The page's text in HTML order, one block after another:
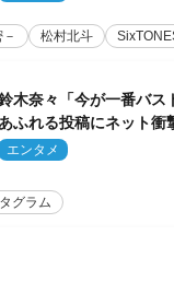
松村北斗
木奈々「今が一番バ
あふれる投稿にネット衝
を出して欲しい」
エンタメ
グラム